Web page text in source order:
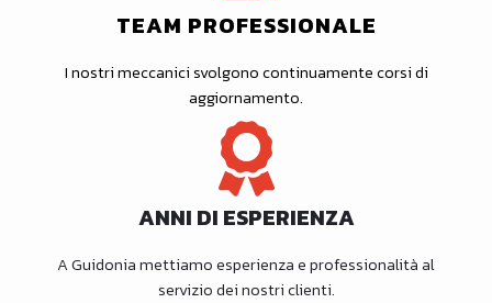
TEAM PROFESSIONALE
I nostri meccanici svolgono continuamente corsi di
aggiornamento.
ANNI DI ESPERIENZA
A Guidonia mettiamo esperienza e professionalità al
servizio dei nostri clienti.